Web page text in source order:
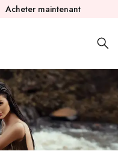
Acheter maintenant